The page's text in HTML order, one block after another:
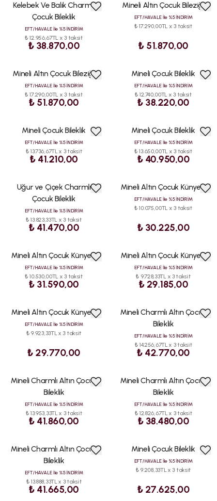
ÇOK
Kelebek Ve Balık Charmlı
Çocuk Bileklik
EFT/HAVALE İle %5 İNDİRİM
₺ 12.956,67TL x 3 taksit
₺ 38.870,00
ÇOK
Mineli Altın Çocuk Bileziği
EFT/HAVALE İle %5 İNDİRİM
₺ 17.290,00TL x 3 taksit
₺ 51.870,00
ÇOK
Mineli Altın Çocuk Bileziği
EFT/HAVALE İle %5 İNDİRİM
₺ 17.290,00TL x 3 taksit
₺ 51.870,00
Mineli Çocuk Bileklik
EFT/HAVALE İle %5 İNDİRİM
₺ 12.740,00TL x 3 taksit
₺ 38.220,00
Mineli Çocuk Bileklik
EFT/HAVALE İle %5 İNDİRİM
₺ 13.736,67TL x 3 taksit
₺ 41.210,00
Mineli Çocuk Bileklik
EFT/HAVALE İle %5 İNDİRİM
₺ 13.650,00TL x 3 taksit
₺ 40.950,00
ÇOKUğur ve Çiçek Charmlı
Çocuk Bileklik
EFT/HAVALE İle %5 İNDİRİM
₺ 13.823,33TL x 3 taksit
₺ 41.470,00
ÇOK
Mineli Altın Çocuk Künyesi
EFT/HAVALE İle %5 İNDİRİM
₺ 10.075,00TL x 3 taksit
₺ 30.225,00
ÇOK
Mineli Altın Çocuk Künyesi
EFT/HAVALE İle %5 İNDİRİM
₺ 10.530,00TL x 3 taksit
₺ 31.590,00
ÇOK
Mineli Altın Çocuk Künyesi
EFT/HAVALE İle %5 İNDİRİM
₺ 9.728,33TL x 3 taksit
₺ 29.185,00
ÇOK
Mineli Altın Çocuk Künyesi
EFT/HAVALE İle %5 İNDİRİM
₺ 9.923,33TL x 3 taksit
₺ 29.770,00
ÇOK
Mineli Charmlı Altın Çocuk
Bileklik
EFT/HAVALE İle %5 İNDİRİM
₺ 14.256,67TL x 3 taksit
₺ 42.770,00
ÇOK
Mineli Charmlı Altın Çocuk
Bileklik
EFT/HAVALE İle %5 İNDİRİM
₺ 13.953,33TL x 3 taksit
₺ 41.860,00
ÇOK
Mineli Charmlı Altın Çocuk
Bileklik
EFT/HAVALE İle %5 İNDİRİM
₺ 12.826,67TL x 3 taksit
₺ 38.480,00
ÇOK
Mineli Charmlı Altın Çocuk
Bileklik
EFT/HAVALE İle %5 İNDİRİM
₺ 13.888,33TL x 3 taksit
₺ 41.665,00
Mineli Çocuk Bileklik
EFT/HAVALE İle %5 İNDİRİM
₺ 9.208,33TL x 3 taksit
₺ 27.625,00